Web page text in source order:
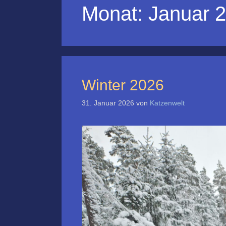
Monat: Januar
Winter 2026
31. Januar 2026 von Katzenwelt